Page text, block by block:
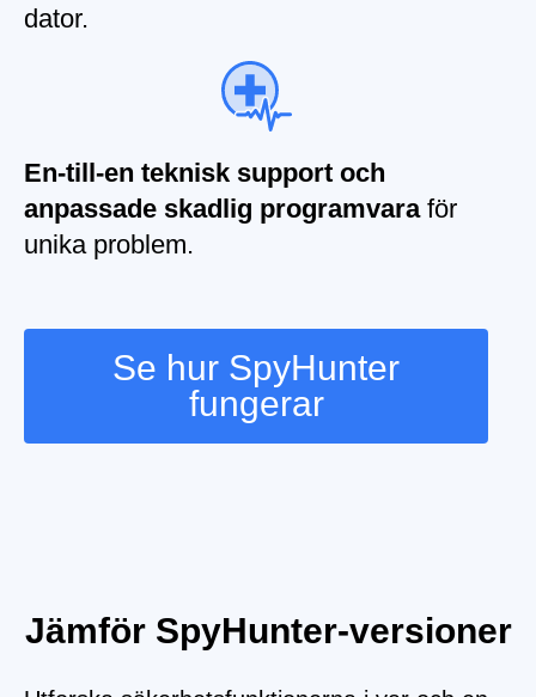
dator.
En-till-en teknisk support och
anpassade skadlig programvaraför
unika problem.
Se hur SpyHunter
fungerar
Jämför SpyHunter-versioner